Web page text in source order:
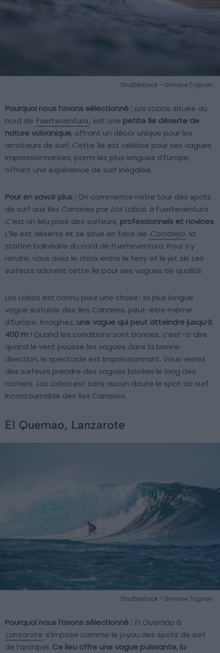
Shutterstock – Simone Tognon
Pourquoi nous l’avons sélectionné : Los Lobos, située au
nord de Fuerteventura, est une petite île déserte de
nature volcanique, offrant un décor unique pour les
amateurs de surf. Cette île est célèbre pour ses vagues
impressionnantes, parmi les plus longues d’Europe,
offrant une expérience de surf inégalée.
Pour en savoir plus : On commence notre tour des spots
de surf aux îles Canaries par Los Lobos, à Fuerteventura.
C’est un lieu prisé des surfeurs, professionnels et novices.
L’île est déserte et se situe en face de Corralejo, la
station balnéaire du nord de Fuerteventura. Pour s’y
rendre, vous avez le choix entre le ferry et le jet ski. Les
surfeurs adorent cette île pour ses vagues de qualité.
Los Lobos est connu pour une chose : la plus longue
vague surfable des îles Canaries, peut-être même
d’Europe. Imaginez, une vague qui peut atteindre jusqu’à
400 m ! Quand les conditions sont bonnes, c’est-à-dire
quand le vent pousse les vagues dans la bonne
direction, le spectacle est impressionnant. Vous verrez
des surfeurs prendre des vagues brisées le long des
rochers. Los Lobos est sans aucun doute le spot de surf
incontournable des îles Canaries.
El Quemao, Lanzarote
Shutterstock – Simone Tognon
Pourquoi nous l’avons sélectionné : El Quemao à
Lanzarote s’impose comme le joyau des spots de surf
de l’archipel. Ce lieu offre une vague puissante, la